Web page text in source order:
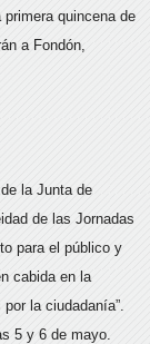
quincena de
a Fondón,
la Junta de
de las Jornadas
para el público y
cabida en la
la ciudadanía”.
5 y 6 de mayo.